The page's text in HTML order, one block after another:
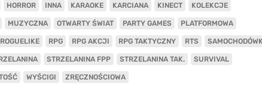
HORROR INNA KARAOKE KARCIANA KINECT KOLEKCJE
MUZYCZNA OTWARTY ŚWIAT PARTY GAMES PLATFORMOWA
ROGUELIKE RPG RPG AKCJI RPG TAKTYCZNY RTS
STRZELANINA FPP STRZELANINA TAK. SURVIVAL
WYŚCIGI ZRĘCZNOŚCIOWA